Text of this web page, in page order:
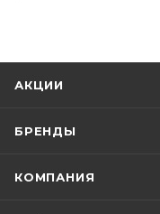
АКЦИИ
БРЕНДЫ
КОМПАНИЯ